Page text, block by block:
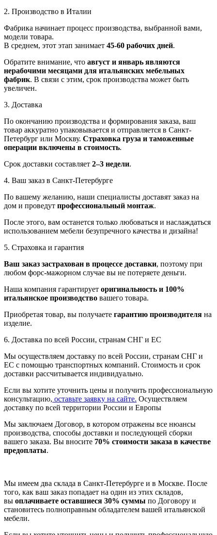
2. Производство в Италии
Фабрика начинает процесс производства, выбранной вами,
модели товара.
В среднем, этот этап занимает 45-60 рабочих дней.
Обратите внимание, что август и январь являются
нерабочими месяцами для итальянских мебельных
фабрик. В связи с этим, срок производства может быть
увеличен.
3. Доставка
По окончанию производства и формирования заказа, ваш
товар аккуратно упаковывается и отправляется в Санкт-
Петербург или Москву. Страховка груза и таможенные
операции включены в стоимость.
Срок доставки составляет 2–3 недели.
4. Ваш заказ в Санкт-Петербурге
По вашему желанию, наши специалисты доставят заказ на
дом и проведут профессиональный монтаж.
После этого, вам останется только любоваться и наслаждаться
использованием мебели безупречного качества и дизайна!
5. Страховка и гарантия
Ваш заказ застрахован в процессе доставки, поэтому при
любом форс-мажорном случае вы не потеряете деньги.
Наша компания гарантирует оригинальность и 100%
итальянское производство вашего товара.
Приобретая товар, вы получаете гарантию производителя на
изделие.
6. Доставка по всей России, странам СНГ и ЕС
Мы осуществляем доставку по всей России, странам СНГ и
ЕС с помощью транспортных компаний. Стоимость и срок
доставки рассчитывается индивидуально.
Если вы хотите уточнить цены и получить профессиональную
консультацию, оставьте заявку на сайте. Осуществляем
доставку по всей территории России и Европы
Мы заключаем Договор, в котором отражены все нюансы
производства, способы доставки и последующей сборки
вашего заказа. Вы вносите 70% стоимости заказа в качестве
предоплаты.
Мы имеем два склада в Санкт-Петербурге и в Москве. После
того, как ваш заказ попадает на один из этих складов,
вы оплачиваете оставшиеся 30% суммы по Договору и
становитесь полноправным обладателем вашей итальянской
мебели.